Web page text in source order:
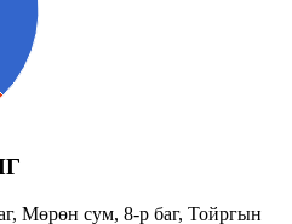
Мөрөн сум, 8-р баг, Тойргын